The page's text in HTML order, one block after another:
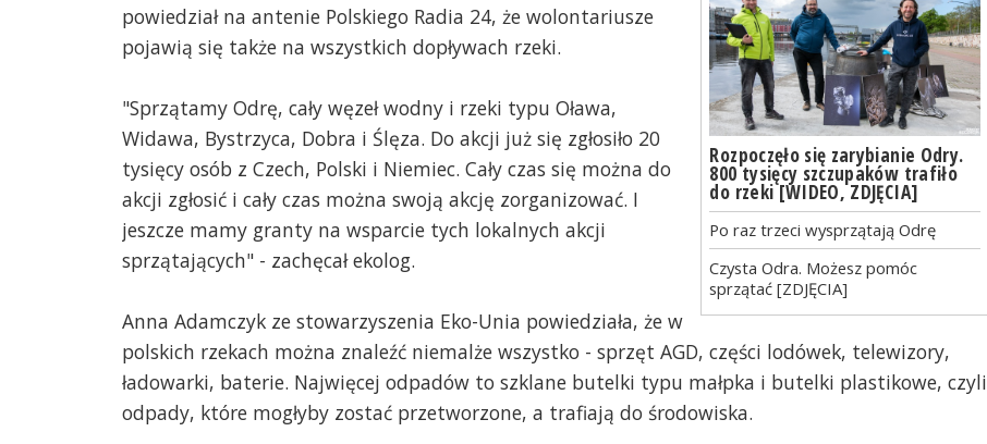
Rozpoczęło się zarybianie Odry.
800 tysięcy szczupaków trafiło
do rzeki [WIDEO, ZDJĘCIA]
Po raz trzeci wysprzątają Odrę
Czysta Odra. Możesz pomóc
sprzątać [ZDJĘCIA]
powiedział na antenie Polskiego Radia 24, że wolontariusze
pojawią się także na wszystkich dopływach rzeki.
"Sprzątamy Odrę, cały węzeł wodny i rzeki typu Oława,
Widawa, Bystrzyca, Dobra i Ślęza. Do akcji już się zgłosiło 20
tysięcy osób z Czech, Polski i Niemiec. Cały czas się można do
akcji zgłosić i cały czas można swoją akcję zorganizować. I
jeszcze mamy granty na wsparcie tych lokalnych akcji
sprzątających" - zachęcał ekolog.
Anna Adamczyk ze stowarzyszenia Eko-Unia powiedziała, że w
polskich rzekach można znaleźć niemalże wszystko - sprzęt AGD, części lodówek, telewizory,
ładowarki, baterie. Najwięcej odpadów to szklane butelki typu małpka i butelki plastikowe, czyli
odpady, które mogłyby zostać przetworzone, a trafiają do środowiska.